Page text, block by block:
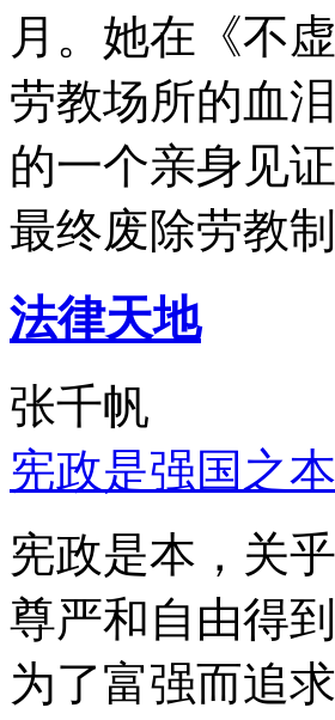
月。她在《不
劳教场所的血
的一个亲身见
最终废除劳教制
法律天地
张千帆
宪政是强国之本
宪政是本，关
尊严和自由得
为了富强而追